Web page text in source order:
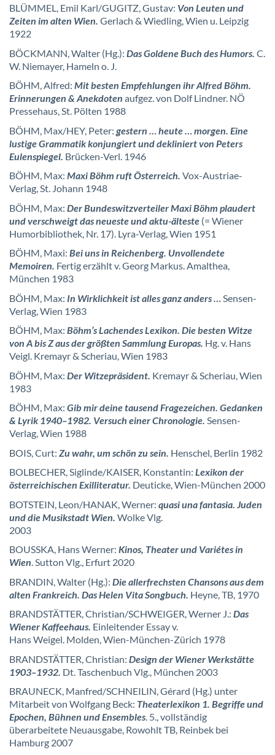
BLÜMMEL, Emil Karl/GUGITZ, Gustav: Von Leuten und
Zeiten im alten Wien. Gerlach & Wiedling, Wien u. Leipzig
1922
BÖCKMANN, Walter (Hg.): Das Goldene Buch des Humors. C.
W. Niemayer, Hameln o. J.
BÖHM, Alfred: Mit besten Empfehlungen ihr Alfred Böhm.
Erinnerungen & Anekdoten aufgez. von Dolf Lindner. NÖ
Pressehaus, St. Pölten 1988
BÖHM, Max/HEY, Peter: gestern … heute … morgen. Eine
lustige Grammatik konjungiert und dekliniert von Peters
Eulenspiegel. Brücken-Verl. 1946
BÖHM, Max: Maxi Böhm ruft Österreich. Vox-Austriae-
Verlag, St. Johann 1948
BÖHM, Max: Der Bundeswitzverteiler Maxi Böhm plaudert
und verschweigt das neueste und aktu-älteste (= Wiener
Humorbibliothek, Nr. 17). Lyra-Verlag, Wien 1951
BÖHM, Maxi: Bei uns in Reichenberg. Unvollendete
Memoiren. Fertig erzählt v. Georg Markus. Amalthea,
München 1983
BÖHM, Max: In Wirklichkeit ist alles ganz anders … Sensen-
Verlag, Wien 1983
BÖHM, Max: Böhm’s Lachendes Lexikon. Die besten Witze
von A bis Z aus der größten Sammlung Europas. Hg. v. Hans
Veigl. Kremayr & Scheriau, Wien 1983
BÖHM, Max: Der Witzepräsident. Kremayr & Scheriau, Wien
1983
BÖHM, Max: Gib mir deine tausend Fragezeichen. Gedanken
& Lyrik 1940–1982. Versuch einer Chronologie. Sensen-
Verlag, Wien 1988
BOIS, Curt: Zu wahr, um schön zu sein. Henschel, Berlin 1982
BOLBECHER, Siglinde/KAISER, Konstantin: Lexikon der
österreichischen Exilliteratur. Deuticke, Wien-München 2000
BOTSTEIN, Leon/HANAK, Werner: quasi una fantasia. Juden
und die Musikstadt Wien. Wolke Vlg.
2003
BOUSSKA, Hans Werner: Kinos, Theater und Variétes in
Wien. Sutton Vlg., Erfurt 2020
BRANDIN, Walter (Hg.): Die allerfrechsten Chansons aus dem
alten Frankreich. Das Helen Vita Songbuch. Heyne, TB, 1970
BRANDSTÄTTER, Christian/SCHWEIGER, Werner J.: Das
Wiener Kaffeehaus. Einleitender Essay v.
Hans Weigel. Molden, Wien-München-Zürich 1978
BRANDSTÄTTER, Christian: Design der Wiener Werkstätte
1903–1932. Dt. Taschenbuch Vlg., München 2003
BRAUNECK, Manfred/SCHNEILIN, Gérard (Hg.) unter
Mitarbeit von Wolfgang Beck: Theaterlexikon 1. Begriffe und
Epochen, Bühnen und Ensembles. 5., vollständig
überarbeitete Neuausgabe, Rowohlt TB, Reinbek bei
Hamburg 2007